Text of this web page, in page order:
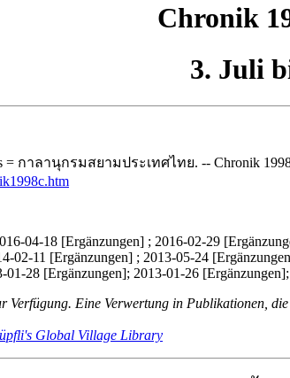
Chronik
3. Juli
= กาลานุกรมสยามประเทศไทย. -- Chronik 1998
04-18 [Ergänzungen] ; 2016-02-29
02-11 [Ergänzungen] ; 2013-05-24
28 [Ergänzungen]; 2013-01-26
Eine Verwertung in Publikationen,
Global Village Library